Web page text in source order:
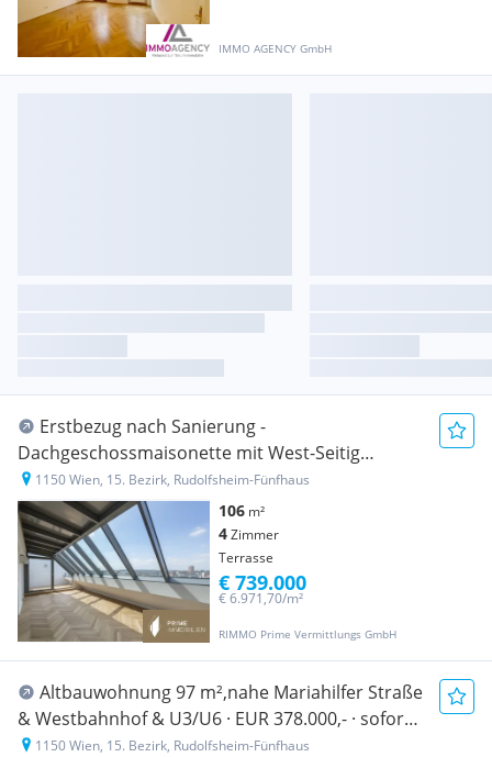
IMMO AGENCY GmbH
Erstbezug nach Sanierung -
Dachgeschossmaisonette mit West-Seitig
Terrasse - Klimaanlage vorhanden
1150 Wien, 15. Bezirk, Rudolfsheim-Fünfhaus
106 m²
4Zimmer
Terrasse
RIMMO Prime Vermittlungs GmbH
€ 6.971,70/m²
€ 739.000
Altbauwohnung 97 m²,nahe Mariahilfer Straße
& Westbahnhof & U3/U6 · EUR 378.000,- · sofort
beziehbar!
1150 Wien, 15. Bezirk, Rudolfsheim-Fünfhaus